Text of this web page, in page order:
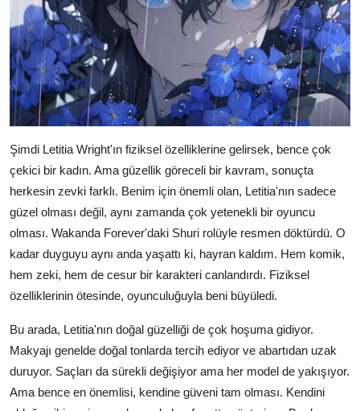
Şimdi Letitia Wright'ın fiziksel özelliklerine gelirsek, bence çok
çekici bir kadın. Ama güzellik göreceli bir kavram, sonuçta
herkesin zevki farklı. Benim için önemli olan, Letitia'nın sadece
güzel olması değil, aynı zamanda çok yetenekli bir oyuncu
olması. Wakanda Forever'daki Shuri rolüyle resmen döktürdü. O
kadar duyguyu aynı anda yaşattı ki, hayran kaldım. Hem komik,
hem zeki, hem de cesur bir karakteri canlandırdı. Fiziksel
özelliklerinin ötesinde, oyunculuğuyla beni büyüledi.
Bu arada, Letitia'nın doğal güzelliği de çok hoşuma gidiyor.
Makyajı genelde doğal tonlarda tercih ediyor ve abartıdan uzak
duruyor. Saçları da sürekli değişiyor ama her model de yakışıyor.
Ama bence en önemlisi, kendine güveni tam olması. Kendini